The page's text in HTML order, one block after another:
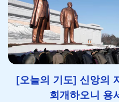
[오늘의 기도] 신앙의
회개하오니 용